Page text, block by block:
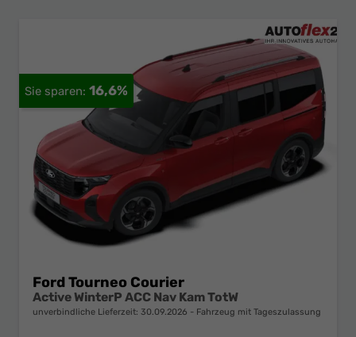
16,6%
Ford Tourneo Courier
Active WinterP ACC Nav Kam TotW
unverbindliche Lieferzeit: 30.09.2026 Fahrzeug mit Tageszulassung